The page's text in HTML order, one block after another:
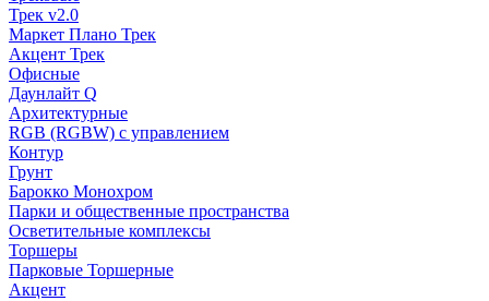
Трек v2.0
Маркет Плано Трек
Акцент Трек
Офисные
Даунлайт Q
Архитектурные
RGB (RGBW) с управлением
Контур
Грунт
Барокко Монохром
Парки и общественные пространства
Осветительные комплексы
Торшеры
Парковые Торшерные
Акцент